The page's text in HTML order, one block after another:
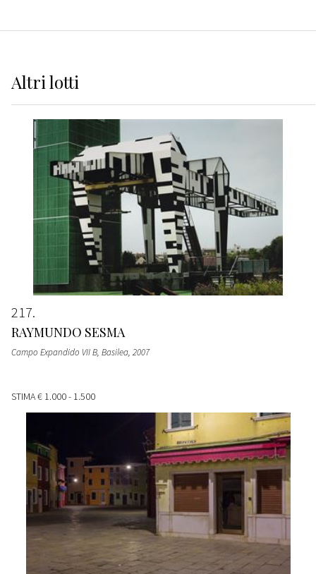
Altrilotti
217
RAYMUNDO SESMA
Campo Expandido VII B, Basilea, 2007
STIMA€ 1.000 - 1.500